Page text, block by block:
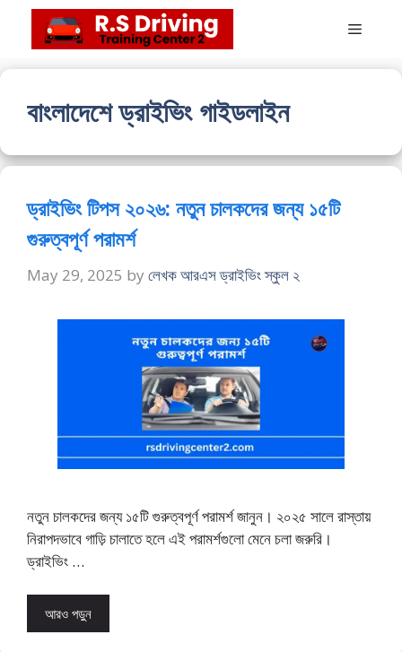
content
Menu
বাংলাদেশে ড্রাইভিং গাইডলাইন
ড্রাইভিং টিপস ২০২৬: নতুন চালকদের জন্য ১৫টি
গুরুত্বপূর্ণ পরামর্শ
May 29, 2025 by লেখক আরএস ড্রাইভিং স্কুল ২
নতুন চালকদের জন্য ১৫টি গুরুত্বপূর্ণ পরামর্শ জানুন। ২০২৫ সালে রাস্তায়
নিরাপদভাবে গাড়ি চালাতে হলে এই পরামর্শগুলো মেনে চলা জরুরি।
ড্রাইভিং …
আরও পড়ুন